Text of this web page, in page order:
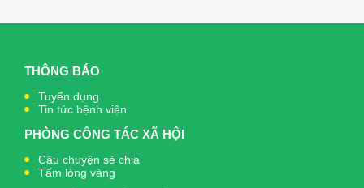
THÔNG BÁO
Tuyển dụng
Tin tức bệnh viện
PHÒNG CÔNG TÁC XÃ HỘI
Câu chuyện sẻ chia
Tấm lòng vàng